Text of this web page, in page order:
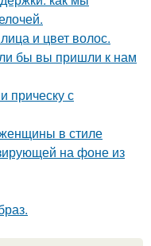
и цвет волос.
бы вы пришли к нам
прическу с
в стиле
на фоне из